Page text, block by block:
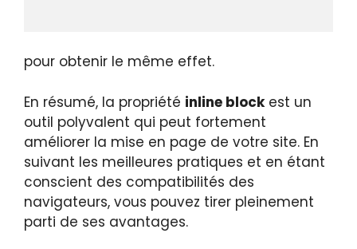
pour obtenir le même effet.
En résumé, la propriété inline blockest un
outil polyvalent qui peut fortement
améliorer la mise en page de votre site. En
suivant les meilleures pratiques et en étant
conscient des compatibilités des
navigateurs, vous pouvez tirer pleinement
parti de ses avantages.